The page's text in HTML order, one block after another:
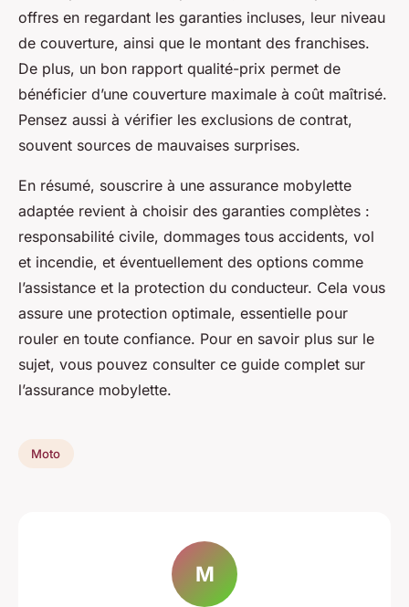
offres en regardant les garanties incluses, leur niveau
de couverture, ainsi que le montant des franchises.
De plus, un bon rapport qualité-prix permet de
bénéficier d’une couverture maximale à coût maîtrisé.
Pensez aussi à vérifier les exclusions de contrat,
souvent sources de mauvaises surprises.
En résumé, souscrire à une assurance mobylette
adaptée revient à choisir des garanties complètes :
responsabilité civile, dommages tous accidents, vol
et incendie, et éventuellement des options comme
l’assistance et la protection du conducteur. Cela vous
assure une protection optimale, essentielle pour
rouler en toute confiance. Pour en savoir plus sur le
sujet, vous pouvez consulter ce guide complet sur
l’assurance mobylette.
Moto
M